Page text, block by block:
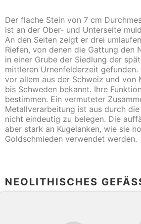
Der flache Stein von 7 cm
ist an der Ober- und Unterseite
An den Seiten zeigt er drei
Riefen, von denen die Gattung den
in einer Grube der Siedlung der
mittleren Urnenfelderzeit gefunden.
vor allem aus der Schweiz und von
bis Schweden bekannt. Ihre
bestimmen. Ein vermuteter
Metallverarbeitung ist aus durch
nicht eindeutig zu belegen. Die
aber stark an Kugelanken, wie sie
Goldschmieden verwendet werden.
NEOLITHISCHES GEFÄSS